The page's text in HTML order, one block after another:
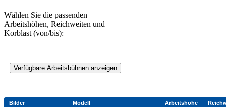
Wählen Sie die passenden
Arbeitshöhen, Reichweiten und
Korblast (von/bis):
Verfügbare Arbeitsbühnen anzeigen
Bilder Modell Arbeitshöhe